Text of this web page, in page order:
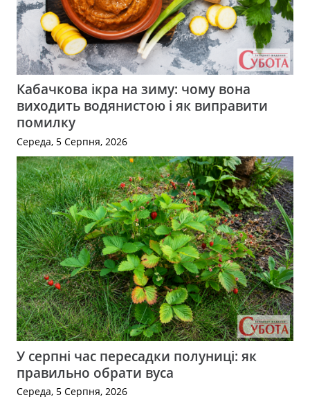
Кабачкова ікра на зиму: чому вона
виходить водянистою і як виправити
помилку
Середа, 5 Серпня, 2026
У серпні час пересадки полуниці: як
правильно обрати вуса
Середа, 5 Серпня, 2026